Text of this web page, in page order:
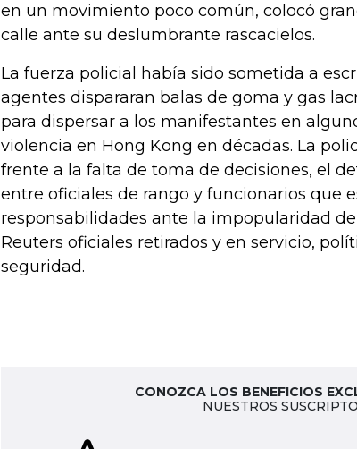
en un movimiento poco común, colocó
calle ante su deslumbrante rascacielos.
La fuerza policial había sido sometida a
agentes dispararan balas de goma y gas
para dispersar a los manifestantes en
violencia en Hong Kong en décadas. La
frente a la falta de toma de decisiones, el
entre oficiales de rango y funcionarios que
responsabilidades ante la impopularidad
Reuters oficiales retirados y en servicio,
seguridad.
CONOZCA LOS BENEFICIOS
NUESTROS